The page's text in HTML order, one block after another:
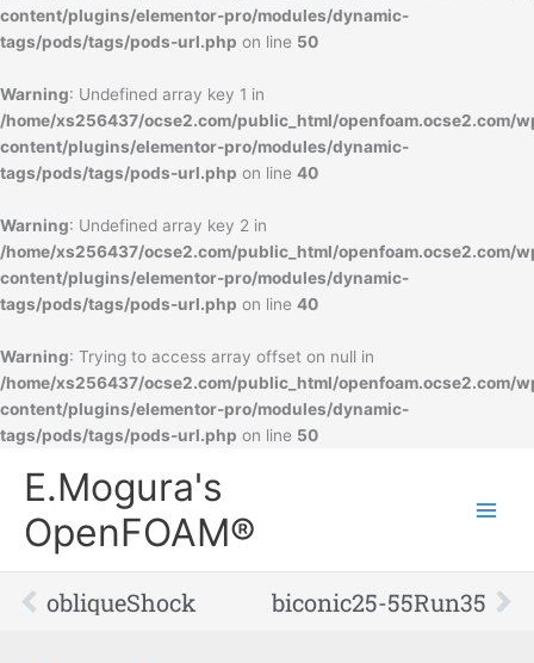
content/plugins/elementor-pro/modules/dynamic-
tags/pods/tags/pods-url.php on line 50
Warning: Undefined array key 1 in
/home/xs256437/ocse2.com/public_html/openfoam.ocse2.com/
content/plugins/elementor-pro/modules/dynamic-
tags/pods/tags/pods-url.php on line 40
Warning: Undefined array key 2 in
/home/xs256437/ocse2.com/public_html/openfoam.ocse2.com/
content/plugins/elementor-pro/modules/dynamic-
tags/pods/tags/pods-url.php on line 40
Warning: Trying to access array offset on null in
/home/xs256437/ocse2.com/public_html/openfoam.ocse2.com/
content/plugins/elementor-pro/modules/dynamic-
tags/pods/tags/pods-url.php on line 50
E.Mogura's
OpenFOAM®
Prev
obliqueShock biconic25-55Run35